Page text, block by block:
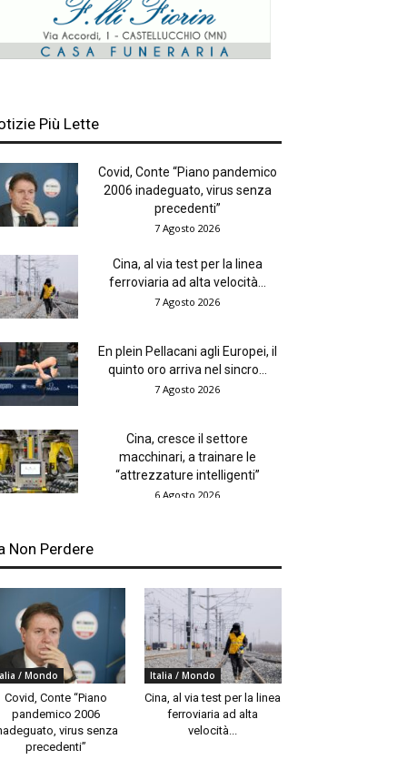
Più Lette
Covid, Conte “Piano pandemico
2006 inadeguato, virus senza
precedenti”
7 Agosto 2026
Cina, al via test per la linea
ferroviaria ad alta velocità...
7 Agosto 2026
En plein Pellacani agli Europei, il
quinto oro arriva nel sincro...
7 Agosto 2026
Cina, cresce il settore
macchinari, a trainare le
“attrezzature intelligenti”
6 Agosto 2026
Non Perdere
/ Mondo
Covid, Conte “Piano
pandemico 2006
virus senza
precedenti”
Italia / Mondo
Cina, al via test per la linea
ferroviaria ad alta
velocità...